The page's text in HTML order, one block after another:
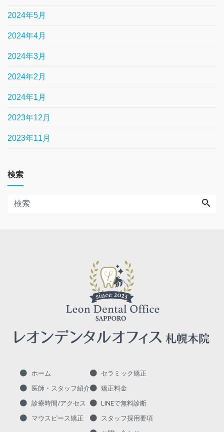
2024年5月
2024年4月
2024年3月
2024年2月
2024年1月
2023年12月
2023年11月
検索
ホーム
医師・スタッフ紹介
診療時間/アクセス
マウスピース矯正
セラミック矯正
矯正料金
LINEで無料診断
スタッフ採用要項